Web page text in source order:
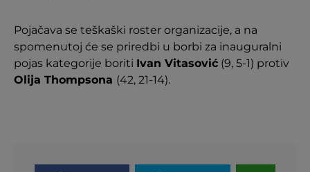
Pojačava se teškaški roster organizacije, a na
spomenutoj će se priredbi u borbi za inauguralni
pojas kategorije boriti Ivan Vitasović (9, 5-1) protiv
Olija Thompsona (42, 21-14).